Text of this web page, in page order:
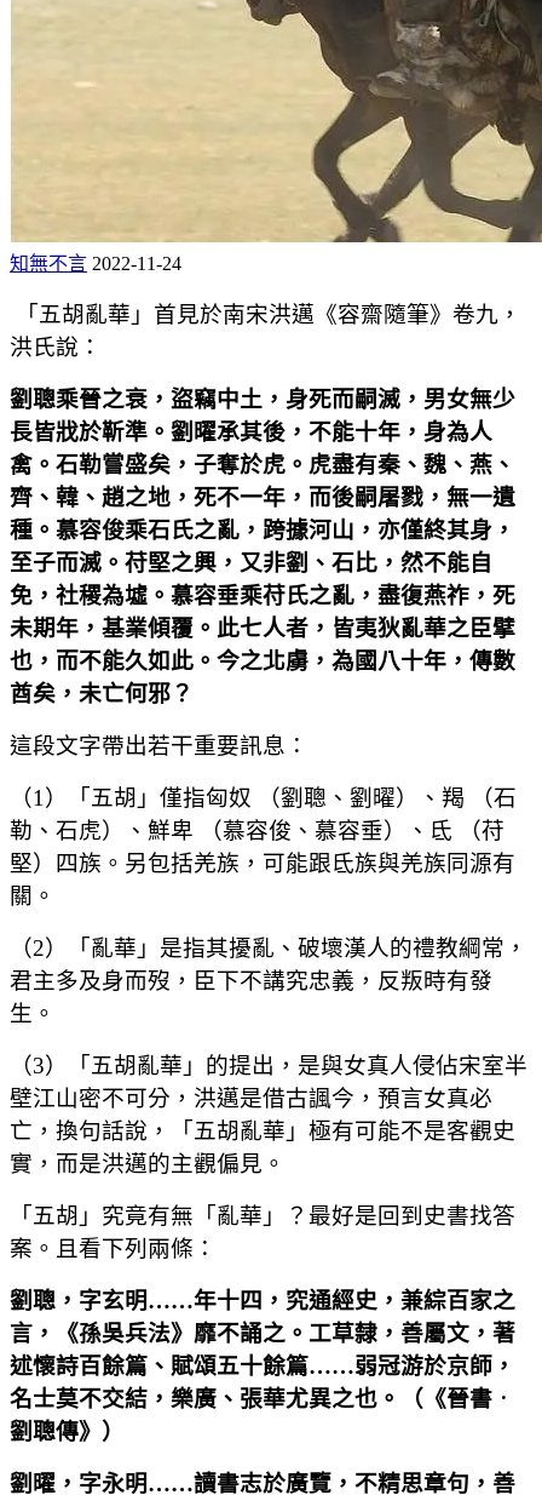
知無不言 2022-11-24
「五胡亂華」首見於南宋洪邁《容齋隨筆》卷九，
洪氏說：
劉聰乘晉之衰，盜竊中土，身死而嗣滅，男女無少
長皆戕於靳準。劉曜承其後，不能十年，身為人
禽。石勒嘗盛矣，子奪於虎。虎盡有秦、魏、燕、
齊、韓、趙之地，死不一年，而後嗣屠戮，無一遺
種。慕容俊乘石氏之亂，跨據河山，亦僅終其身，
至子而滅。苻堅之興，又非劉、石比，然不能自
免，社稷為墟。慕容垂乘苻氏之亂，盡復燕祚，死
未期年，基業傾覆。此七人者，皆夷狄亂華之臣擘
也，而不能久如此。今之北虜，為國八十年，傳數
酋矣，未亡何邪？
這段文字帶出若干重要訊息：
（1）「五胡」僅指匈奴 （劉聰、劉曜）、羯 （石
勒、石虎）、鮮卑 （慕容俊、慕容垂）、氐 （苻
堅）四族。另包括羌族，可能跟氐族與羌族同源有
關。
（2）「亂華」是指其擾亂、破壞漢人的禮教綱常，
君主多及身而歿，臣下不講究忠義，反叛時有發
生。
（3）「五胡亂華」的提出，是與女真人侵佔宋室半
壁江山密不可分，洪邁是借古諷今，預言女真必
亡，換句話說，「五胡亂華」極有可能不是客觀史
實，而是洪邁的主觀偏見。
「五胡」究竟有無「亂華」？最好是回到史書找答
案。且看下列兩條：
劉聰，字玄明……年十四，究通經史，兼綜百家之
言，《孫吳兵法》靡不誦之。工草隸，善屬文，著
述懷詩百餘篇、賦頌五十餘篇……弱冠游於京師，
名士莫不交結，樂廣、張華尤異之也。
（ 《晉書 ．
劉聰傳》 ）
劉曜，字永明……讀書志於廣覽，不精思章句，善